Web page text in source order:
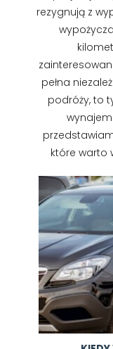
rezygnują z
pełna
podróży, to
które warto